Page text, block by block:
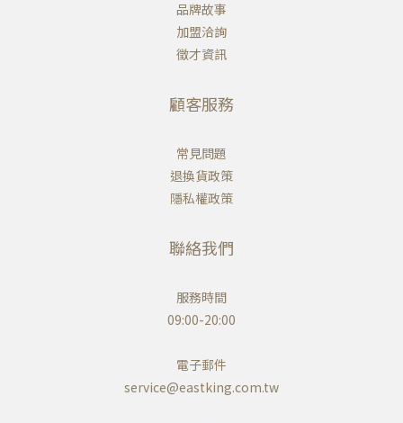
品牌故事
加盟洽詢
徵才資訊
顧客服務
常見問題
退換貨政策
隱私權政策
聯絡我們
服務時間
09:00-20:00
電子郵件
service@eastking.com.tw